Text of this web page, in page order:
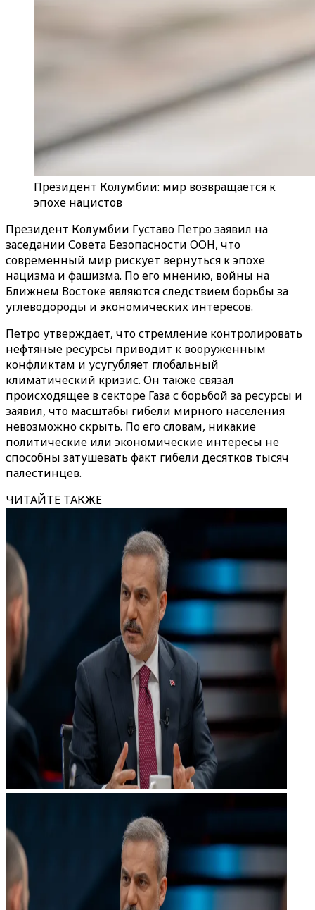
Президент Колумбии: мир возвращается к
эпохе нацистов
Президент Колумбии Густаво Петро заявил на
заседании Совета Безопасности ООН, что
современный мир рискует вернуться к эпохе
нацизма и фашизма. По его мнению, войны на
Ближнем Востоке являются следствием борьбы за
углеводороды и экономических интересов.
Петро утверждает, что стремление контролировать
нефтяные ресурсы приводит к вооруженным
конфликтам и усугубляет глобальный
климатический кризис. Он также связал
происходящее в секторе Газа с борьбой за ресурсы и
заявил, что масштабы гибели мирного населения
невозможно скрыть. По его словам, никакие
политические или экономические интересы не
способны затушевать факт гибели десятков тысяч
палестинцев.
ЧИТАЙТЕ ТАКЖЕ